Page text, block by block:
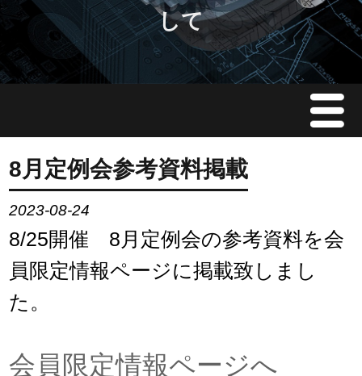
して
Menu
JMAについて
会員情報
イベント案内
ご入会案内
会員限定情報
8月定例会参考資料掲載
2023-08-24
8/25開催 8月定例会の参考資料を会
員限定情報ページに掲載致しまし
た。
会員限定情報ページへ